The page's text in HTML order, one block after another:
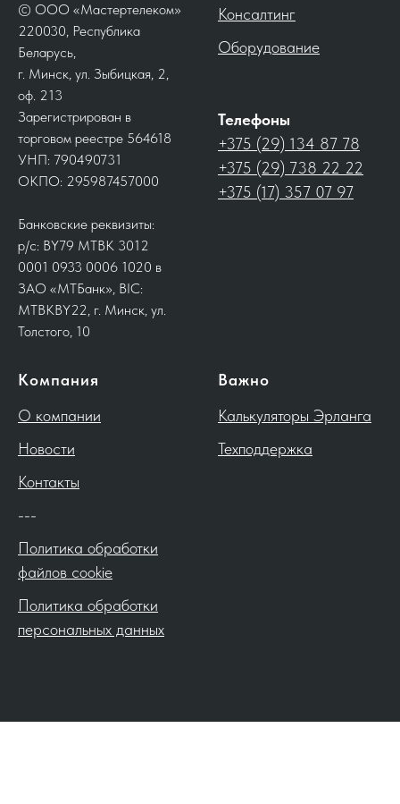
© ООО «Мастертелеком»
220030, Республика
Беларусь,
г. Минск, ул. Зыбицкая, 2,
оф. 213
Зарегистрирован в
торговом реестре 564618
УНП: 790490731
ОКПО: 295987457000
Банковские реквизиты:
р/с: BY79 MTBK 3012
0001 0933 0006 1020 в
ЗАО «МТБанк», BIC:
MTBKBY22, г. Минск, ул.
Толстого, 10
Консалтинг
Оборудование
Телефоны
+375 (29) 134 87 78
+375 (29) 738 22 22
+375 (17) 357 07 97
Компания
О компании
Новости
Контакты
---
Политика обработки
файлов cookie
Политика обработки
персональных данных
Важно
Калькуляторы Эрланга
Техподдержка